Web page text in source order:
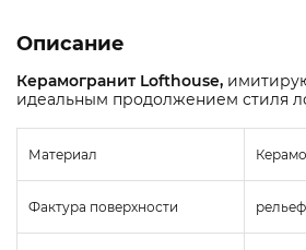
Описание
Керамогранит Lofthouse,
идеальным продолжением стиля
Материал
Фактура поверхности